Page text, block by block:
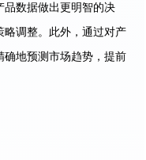
品数据做出更明智的决
略调整。此外，通过对产
确地预测市场趋势，提前